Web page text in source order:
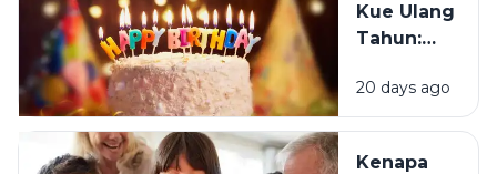
Tahun?
Kue Ulang
Tahun:
Tradisi Ini
Berawal?
20 days ago
Kenapa